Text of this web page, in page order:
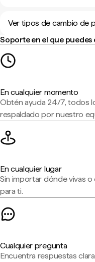
Ver tipos de cambio de
Soporte en el que puedes
En cualquier momento
Obtén ayuda 24/7, todos
respaldado por nuestro
En cualquier lugar
Sin importar dónde vivas
para ti.
Cualquier pregunta
Encuentra respuestas